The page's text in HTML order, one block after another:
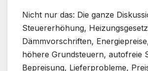
Nicht nur das: Die ganze
Steuererhöhung,
Dämmvorschriften,
höhere Grundsteuern, autofreie
Bepreisung, Lieferprobleme,